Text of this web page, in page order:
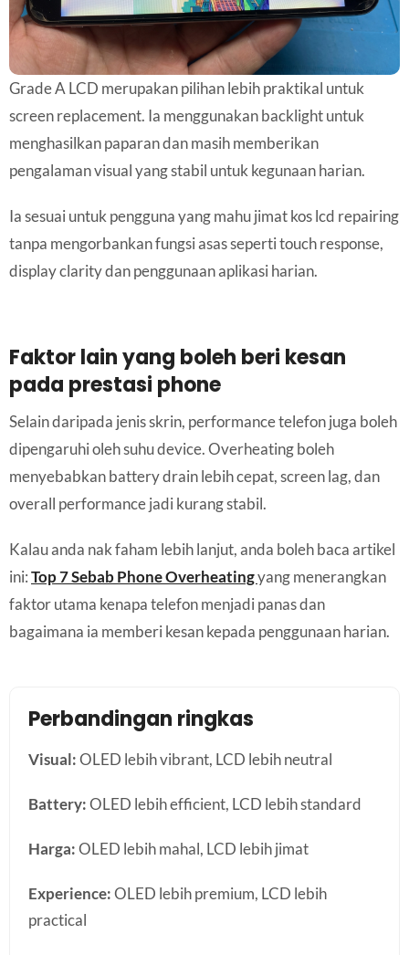
Grade A LCD merupakan pilihan lebih praktikal untuk
screen replacement. Ia menggunakan backlight untuk
menghasilkan paparan dan masih memberikan
pengalaman visual yang stabil untuk kegunaan harian.
Ia sesuai untuk pengguna yang mahu jimat kos lcd repairing
tanpa mengorbankan fungsi asas seperti touch response,
display clarity dan penggunaan aplikasi harian.
Faktor lain yang boleh beri kesan
pada prestasi phone
Selain daripada jenis skrin, performance telefon juga boleh
dipengaruhi oleh suhu device. Overheating boleh
menyebabkan battery drain lebih cepat, screen lag, dan
overall performance jadi kurang stabil.
Kalau anda nak faham lebih lanjut, anda boleh baca artikel
ini:Top 7 Sebab Phone Overheatingyang menerangkan
faktor utama kenapa telefon menjadi panas dan
bagaimana ia memberi kesan kepada penggunaan harian.
Perbandingan ringkas
Visual: OLED lebih vibrant, LCD lebih neutral
Battery: OLED lebih efficient, LCD lebih standard
Harga: OLED lebih mahal, LCD lebih jimat
Experience: OLED lebih premium, LCD lebih
practical